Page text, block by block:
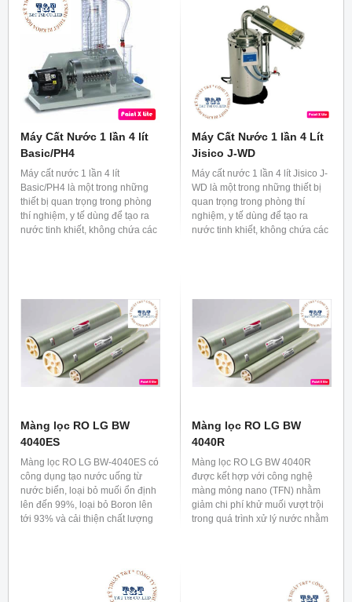
Máy Cất Nước 1 lần 4 lít
Basic/PH4
Máy cất nước 1 lần 4 lít
Basic/PH4 là một trong những
thiết bị quan trọng trong phòng
thí nghiệm, y tế dùng để tạo ra
nước tinh khiết, không chứa các
Máy Cất Nước 1 lần 4 Lít
Jisico J-WD
Máy cất nước 1 lần 4 lít Jisico J-
WD là một trong những thiết bị
quan trọng trong phòng thí
nghiệm, y tế dùng để tạo ra
nước tinh khiết, không chứa các
Màng lọc RO LG BW
4040ES
Màng lọc RO LG BW-4040ES có
công dụng tạo nước uống từ
nước biển, loại bỏ muối ổn định
lên đến 99%, loại bỏ Boron lên
tới 93% và cải thiện chất lượng
Màng lọc RO LG BW
4040R
Màng lọc RO LG BW 4040R
được kết hợp với công nghệ
màng mỏng nano (TFN) nhằm
giảm chi phí khử muối vượt trội
trong quá trình xử lý nước nhằm
chuyên dụng đối với nguồn